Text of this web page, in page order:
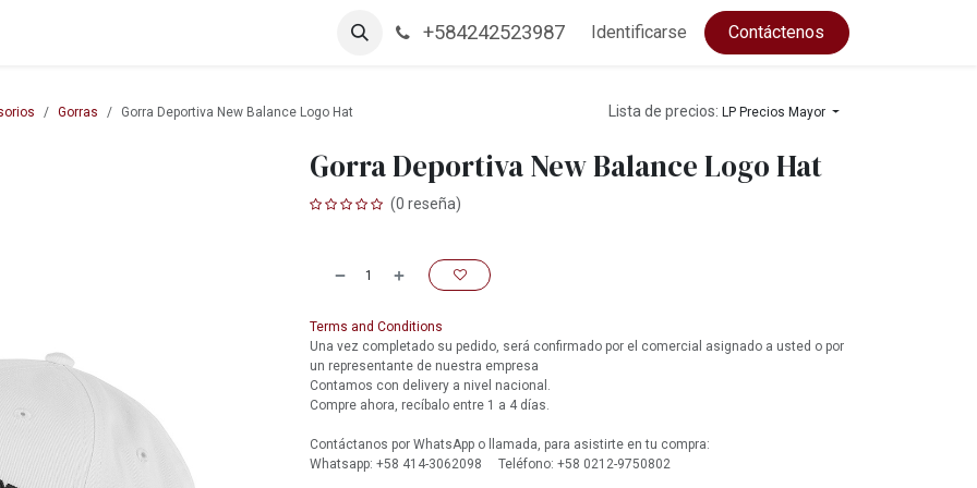
Empleos +584242523987 Identificarse Contáctenos
Gorras Gorra Deportiva New Balance Logo Hat Lista de precios: LP Precios Mayor
Gorra Deportiva New Balance Logo Hat
(0 reseña)
Terms and Conditions
Una vez completado su pedido, será confirmado por el comercial asignado a usted o por
un representante de nuestra empresa
Contamos con delivery a nivel nacional.
Compre ahora, recíbalo entre 1 a 4 días.
Contáctanos por WhatsApp o llamada, para asistirte en tu compra:
Whatsapp: +58 414-3062098 Teléfono: +58 0212-9750802